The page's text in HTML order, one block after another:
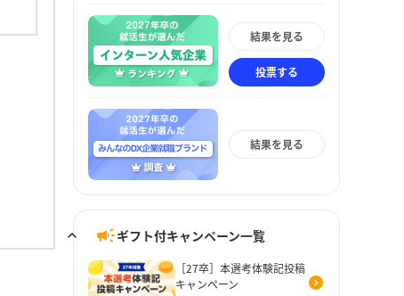
結果を見る
投票する
結果を見る
ギフト付キャンペーン一覧
［27卒］本選考体験記投稿
キャンペーン